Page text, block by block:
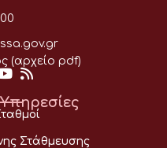
(αρχείο pdf)
Στάθμευσης